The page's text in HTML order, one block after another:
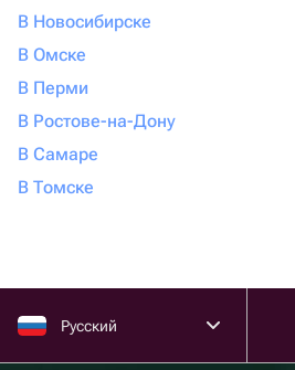
В Новосибирске
В Омске
В Перми
В Ростове-на-Дону
В Самаре
В Томске
Русский